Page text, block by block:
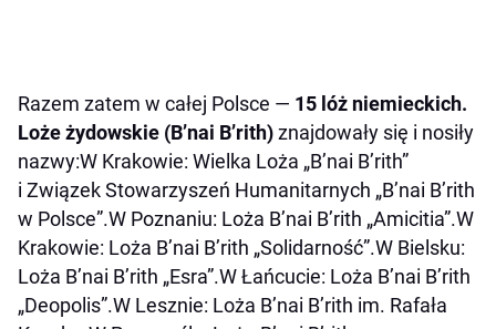
Razem zatem w całej Polsce — 15 lóż niemieckich.
Loże żydowskie (B’nai B’rith)znajdowały się i nosiły
nazwy:W Krakowie: Wielka Loża „B’nai B’rith”
i Związek Stowarzyszeń Humanitarnych „B’nai B’rith
w Polsce”.W Poznaniu: Loża B’nai B’rith „Amicitia”.W
Krakowie: Loża B’nai B’rith „Solidarność”.W Bielsku:
Loża B’nai B’rith „Esra”.W Łańcucie: Loża B’nai B’rith
„Deopolis”.W Lesznie: Loża B’nai B’rith im. Rafała